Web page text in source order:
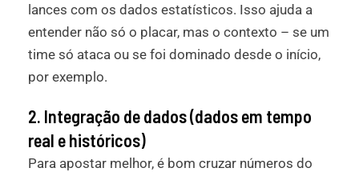
lances com os dados estatísticos. Isso ajuda a
entender não só o placar, mas o contexto – se um
time só ataca ou se foi dominado desde o início,
por exemplo.
2. Integração de dados (dados em tempo
real e históricos)
Para apostar melhor, é bom cruzar números do